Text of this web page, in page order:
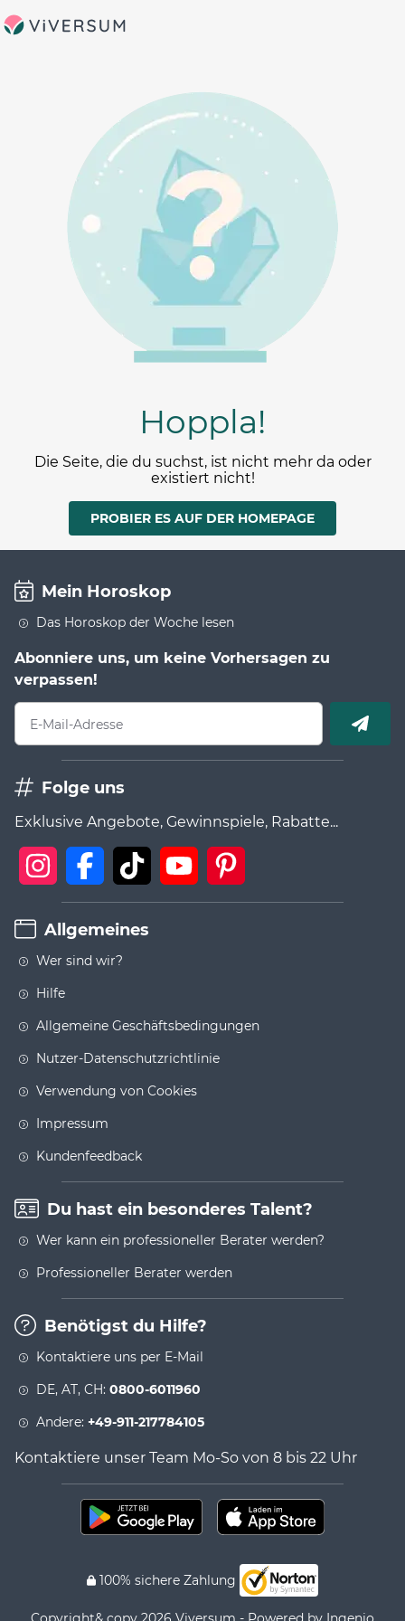
Hoppla!
Die Seite, die du suchst, ist nicht mehr da oder
existiert nicht!
PROBIER ES AUF DER HOMEPAGE
Mein Horoskop
Das Horoskop der Woche lesen
Abonniere uns, um keine Vorhersagen zu
verpassen!
E-Mail-Adresse
Folge uns
Exklusive Angebote, Gewinnspiele, Rabatte...
Allgemeines
Wer sind wir?
Hilfe
Allgemeine Geschäftsbedingungen
Nutzer-Datenschutzrichtlinie
Verwendung von Cookies
Impressum
Kundenfeedback
Du hast ein besonderes Talent?
Wer kann ein professioneller Berater werden?
Professioneller Berater werden
Benötigst du Hilfe?
Kontaktiere uns per E-Mail
DE, AT, CH: 0800-6011960
Andere: +49-911-217784105
Kontaktiere unser Team Mo-So von 8 bis 22 Uhr
100% sichere Zahlung